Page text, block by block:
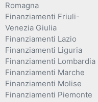
Romagna
Finanziamenti Friuli-
Venezia Giulia
Finanziamenti Lazio
Finanziamenti Liguria
Finanziamenti Lombardia
Finanziamenti Marche
Finanziamenti Molise
Finanziamenti Piemonte